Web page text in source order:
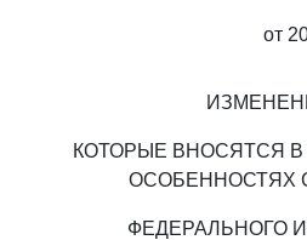
от
КОТОРЫЕ ВНОСЯТСЯ
ОСОБЕННОСТЯХ
ФЕДЕРАЛЬНОГО